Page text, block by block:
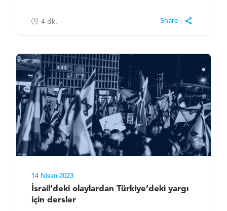
4 dk.
14 Nisan 2023
İsrail’deki olaylardan Türkiye’deki yargı
için dersler